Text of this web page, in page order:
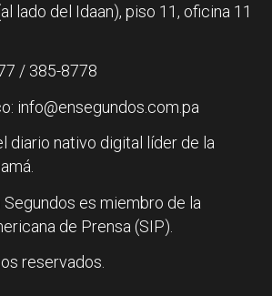
lado del Idaan), piso 11, oficina 11
/ 385-8778
info@ensegundos.com.pa
diario nativo digital líder de la
Segundos es miembro de la
de Prensa (SIP).
reservados.